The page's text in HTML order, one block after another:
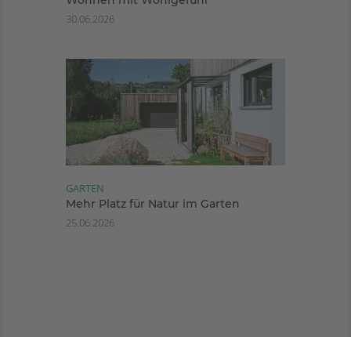
30.06.2026
GARTEN
Mehr Platz für Natur im Garten
25.06.2026